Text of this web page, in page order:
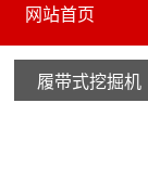
网站首页
履带式挖掘机